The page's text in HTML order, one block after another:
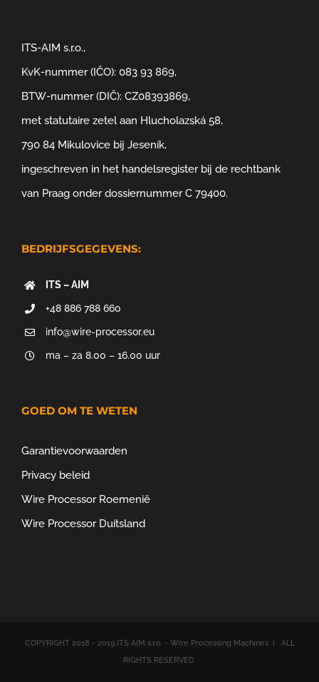
ITS-AIM s.r.o.,
KvK-nummer (IČO): 083 93 869,
BTW-nummer (DIČ): CZ08393869,
met statutaire zetel aan Hlucholazská 58,
790 84 Mikulovice bij Jeseník,
ingeschreven in het handelsregister bij de rechtbank
van Praag onder dossiernummer C 79400.
BEDRIJFSGEGEVENS:
ITS – AIM
+48 886 788 660
info@wire-processor.eu
ma – za 8.00 – 16.00 uur
GOED OM TE WETEN
Garantievoorwaarden
Privacy beleid
Wire Processor Roemenië
Wire Processor Duitsland
COPYRIGHT 2018 - 2019 ITS AIM s.r.o. - Wire Processing Machines | ALL
RIGHTS RESERVED